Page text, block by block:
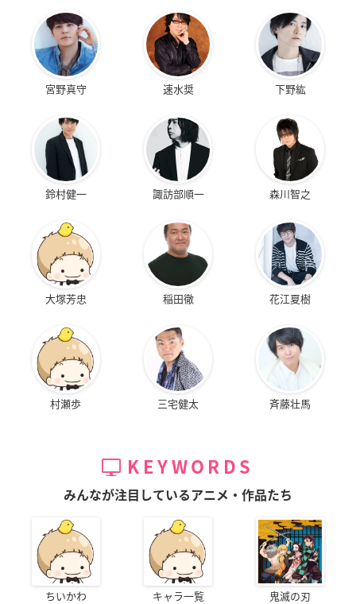
ディズニー ツイステッドワンダーランド バッグチャ
▼ご予約・ご購入はこちらから
【価格】
3,080円（税込）
【発売日】
2021年3月
【サイズ】
本体：縦幅最大約2.8cm 横幅最大約2.6cm 厚み約0.3cm
チェーン：長さ約19.7cm
約0.3cm
タッセル：縦幅約6.5cm 横幅約2.0cm 厚み約0.8cm
【素材】
本体：亜鉛合金
チェーン：鉄、真鍮
ディズニー ツイステッドワンダーランド マルチスト
ッパーチャーム
▼ご予約・ご購入はこちらから
プレバン
宮野真守 速水奨 下野紘
鈴村健一 諏訪部順一 森川智之
大塚芳忠 稲田徹 花江夏樹
村瀬歩 三宅健太 斉藤壮馬
KEYWORDS
みんなが注目しているアニメ・作品たち
ちいかわ キャラ一覧 鬼滅の刃